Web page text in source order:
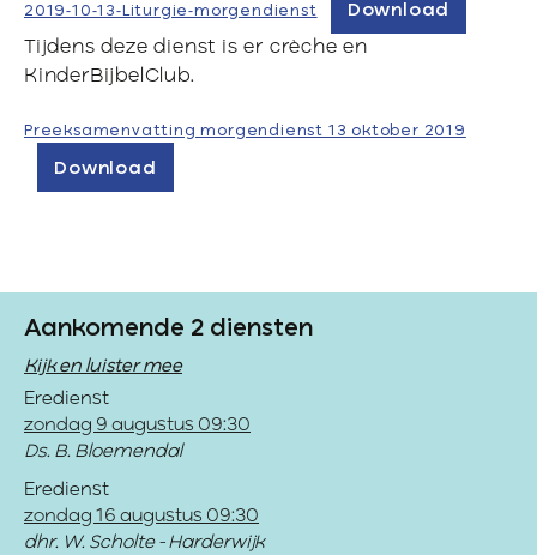
2019-10-13-Liturgie-morgendienst
Download
Tijdens deze dienst is er crèche en
KinderBijbelClub.
Preeksamenvatting morgendienst 13 oktober 2019
Download
Aankomende 2 diensten
Kijk en luister mee
Eredienst
zondag 9 augustus 09:30
Ds. B. Bloemendal
Eredienst
zondag 16 augustus 09:30
dhr. W. Scholte - Harderwijk